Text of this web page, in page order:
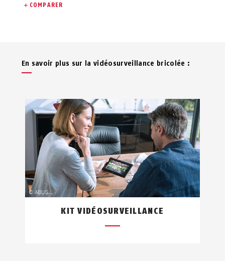
COMPARER
En savoir plus sur la vidéosurveillance bricolée :
KIT VIDÉOSURVEILLANCE